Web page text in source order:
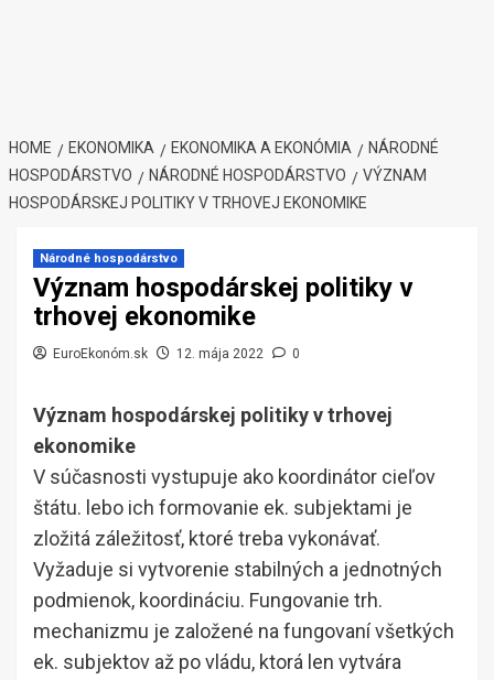
HOME EKONOMIKA EKONOMIKA A EKONÓMIA
NÁRODNÉ
HOSPODÁRSTVO
NÁRODNÉ HOSPODÁRSTVO
VÝZNAM
HOSPODÁRSKEJ POLITIKY V TRHOVEJ EKONOMIKE
Národné hospodárstvo
Význam hospodárskej politiky v
trhovej ekonomike
EuroEkonóm.sk 12. mája 2022 0
Význam hospodárskej politiky v trhovej
ekonomike
V súčasnosti vystupuje ako koordinátor cieľov
štátu. lebo ich formovanie ek. subjektami je
zložitá záležitosť, ktoré treba vykonávať.
Vyžaduje si vytvorenie stabilných a jednotných
podmienok, koordináciu. Fungovanie trh.
mechanizmu je založené na fungovaní všetkých
ek. subjektov až po vládu, ktorá len vytvára